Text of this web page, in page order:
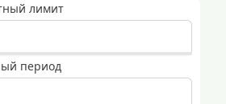
готовую карту прямо к вам. это
условиями
высокий уровень
лимит
период